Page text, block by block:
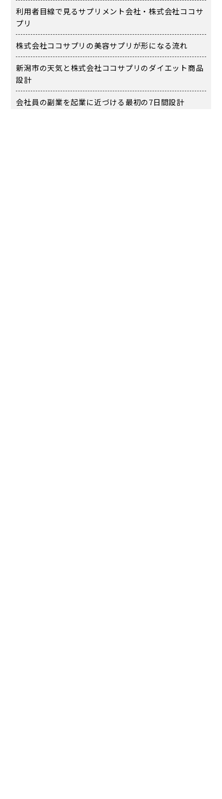
利用者目線で見るサプリメント会社・株式会社ココサ
プリ
株式会社ココサプリの美容サプリが形になる流れ
新潟市の天気と株式会社ココサプリのダイエット商品
設計
会社員の副業を起業に近づける最初の7日間設計